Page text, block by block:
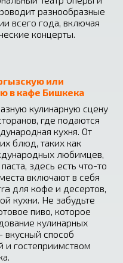
разнообразные
всего года, включая
концерты.
или
в кафе Бишкека
кулинарную сцену
где подаются
кухня. От
блюд, таких как
любимцев,
здесь есть что-то
включают в себя
для кофе и десертов,
кухни. Не забудьте
пиво, которое
кулинарных
способ
и гостеприимством